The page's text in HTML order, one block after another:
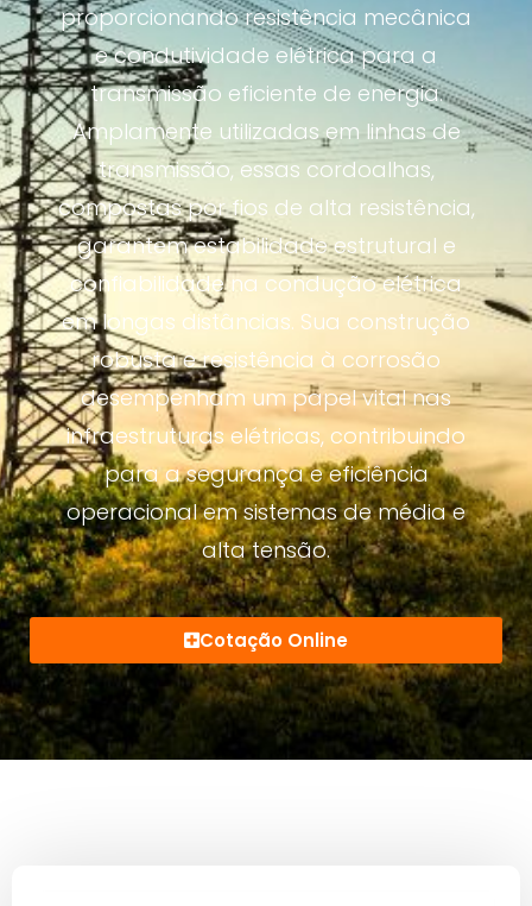
proporcionando resistência mecânica
e condutividade elétrica para a
transmissão eficiente de energia.
Amplamente utilizadas em linhas de
transmissão, essas cordoalhas,
compostas por fios de alta resistência,
garantem estabilidade estrutural e
confiabilidade na condução elétrica
em longas distâncias. Sua construção
robusta e resistência à corrosão
desempenham um papel vital nas
infraestruturas elétricas, contribuindo
para a segurança e eficiência
operacional em sistemas de média e
alta tensão.
Cotação Online